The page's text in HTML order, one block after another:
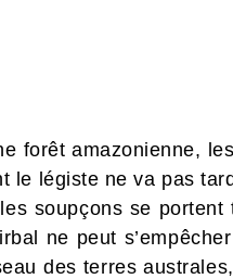
forêt amazonienne,
le légiste ne va pas
soupçons se portent
ne peut s’empêcher
des terres